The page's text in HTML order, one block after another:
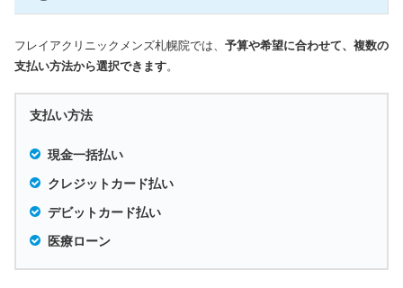
フレイアクリニックメンズ札幌院では、 予算や希望に合わせて、複数の
支払い方法から選択できます。
支払い方法
現金一括払い
クレジットカード払い
デビットカード払い
医療ローン